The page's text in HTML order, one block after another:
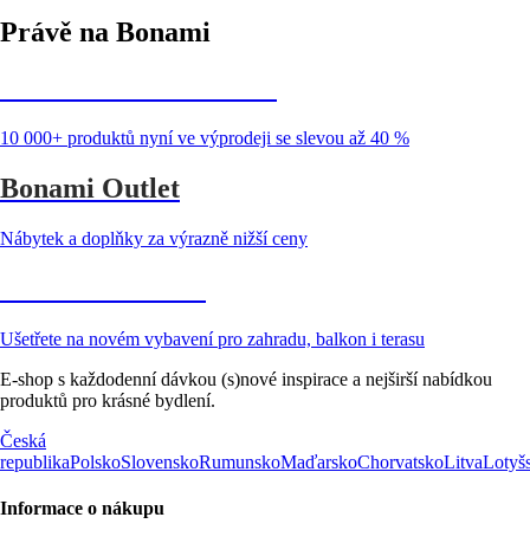
Právě na Bonami
10 000+ produktů nyní ve výprodeji se slevou až 40 %
Bonami Outlet
Nábytek a doplňky za výrazně nižší ceny
Ušetřete na novém vybavení pro zahradu, balkon i terasu
E-shop s každodenní dávkou (s)nové inspirace a nejširší nabídkou
produktů pro krásné bydlení.
Česká
republikaPolskoSlovenskoRumunskoMaďarskoChorvatskoLitva
Informace o nákupu